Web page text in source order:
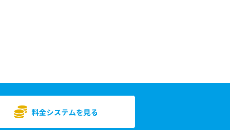
料金システムを見る